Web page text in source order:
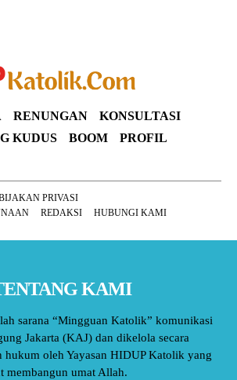
RENUNGAN
KONSULTASI
KUDUS BOOM
PROFIL
PRIVASI
REDAKSI HUBUNGI KAMI
KAMI
sarana “Mingguan Katolik” komunikasi
Jakarta (KAJ) dan dikelola secara
hukum oleh Yayasan HIDUP Katolik yang
membangun umat Allah.